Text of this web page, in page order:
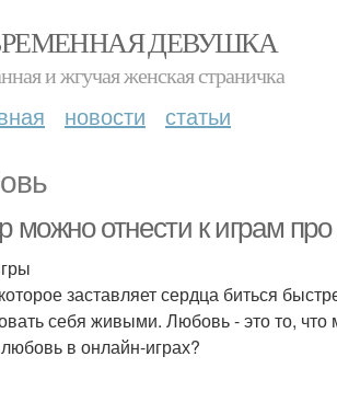
ДЕВУШКА
и жгучая женская страничка
новости статьи
можно отнести к играм
заставляет сердца биться
себя живыми. Любовь - это то,
в онлайн-играх?